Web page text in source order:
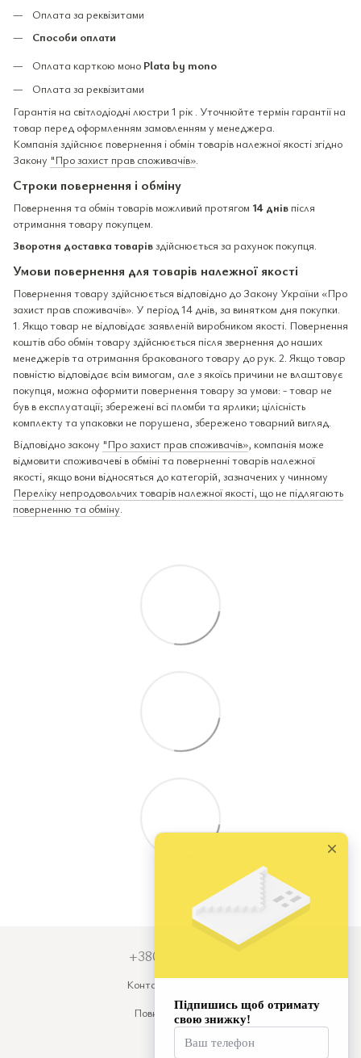
Оплата за реквізитами
Способи оплати
Оплата карткою моно Plata by mono
Оплата за реквізитами
Гарантія на світлодіодні люстри 1 рік . Уточнюйте термін гарантії на
товар перед оформленням замовленням у менеджера.
Компанія здійснює повернення і обмін товарів належної якості згідно
Закону "Про захист прав споживачів».
Строки повернення і обміну
Повернення та обмін товарів можливий протягом 14 днів після
отримання товару покупцем.
Зворотня доставка товарівздійснюється за рахунок покупця.
Умови повернення для товарів належної якості
Повернення товару здійснюється відповідно до Закону України «Про
захист прав споживачів». У період 14 днів, за винятком дня покупки.
1. Якщо товар не відповідає заявленій виробником якості. Повернення
коштів або обмін товару здійснюється після звернення до наших
менеджерів та отримання бракованого товару до рук. 2. Якщо товар
повністю відповідає всім вимогам, але з якоїсь причини не влаштовує
покупця, можна оформити повернення товару за умови: - товар не
був в експлуатації; збережені всі пломби та ярлики; цілісність
комплекту та упаковки не порушена, збережено товарний вигляд.
Відповідно закону "Про захист прав споживачів», компанія може
відмовити споживачеві в обміні та поверненні товарів належної
якості, якщо вони відносяться до категорій, зазначених у чинному
Переліку непродовольчих товарів належної якості, що не підлягають
поверненню та обміну.
+380679931973
Контактна інформація
Повна версія сайту
© 2026